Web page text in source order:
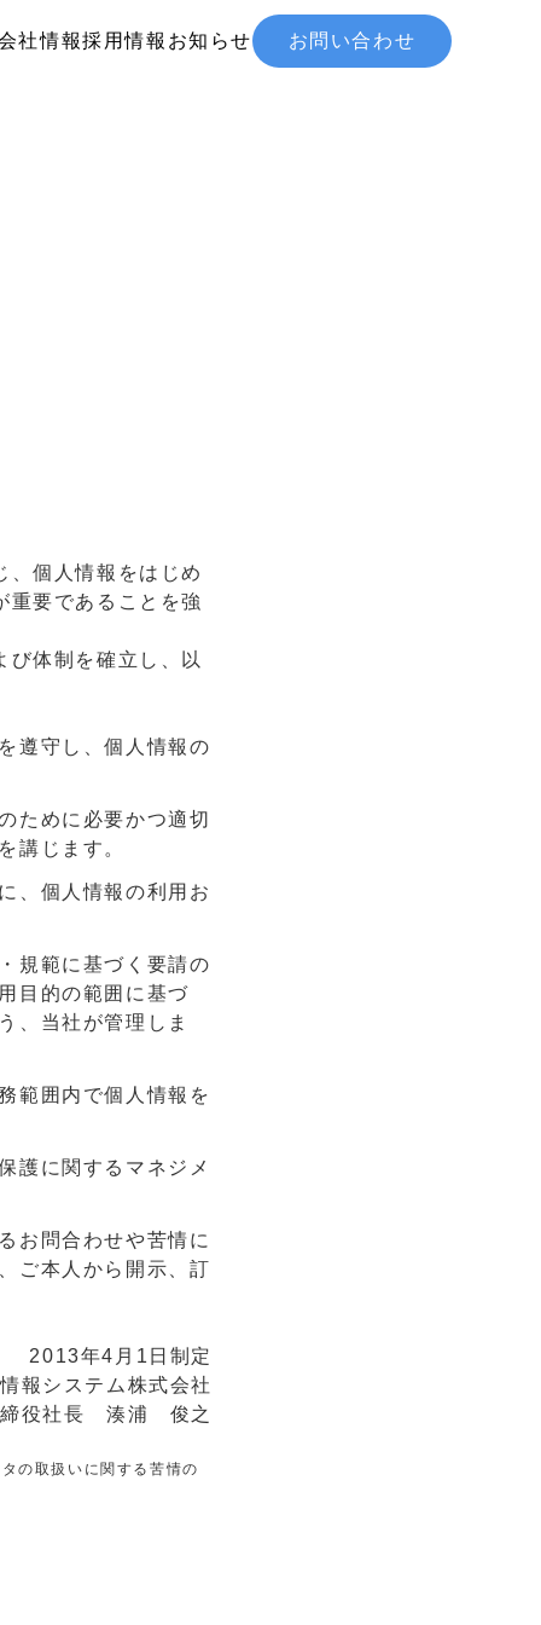
社情報採用情報 お知らせ お問い合わせ
、個人情報をはじめ
重要であることを強
び体制を確立し、以
遵守し、個人情報の
ために必要かつ適切
講じます。
、個人情報の利用お
規範に基づく要請の
目的の範囲に基づ
、当社が管理しま
範囲内で個人情報を
護に関するマネジメ
お問合わせや苦情に
ご本人から開示、訂
2013年4月1日制定
報システム株式会社
締役社長 湊浦 俊之
の取扱いに関する苦情の